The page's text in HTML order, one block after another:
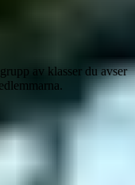
av klasser du avser